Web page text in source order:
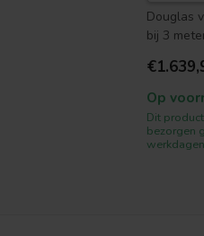
Douglas
bij 3
Op
Dit
bezorgen